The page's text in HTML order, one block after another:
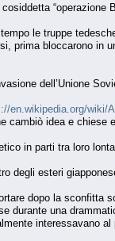
“operazione
le truppe
prima bloccarono in
dell’Unione
en.wikipedia.org/wiki/
cambiò idea e
in parti tra loro
degli esteri
dopo la sconfitta
durante una
interessavano al